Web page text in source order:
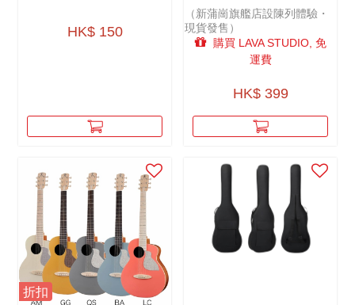
HK$ 150
ADVANCED AMP︱香港國
際版原裝行貨（免運費）
（新蒲崗旗艦店現貨發售）
（新蒲崗旗艦店設陳列體驗・
現貨發售）
購買 LAVA STUDIO, 免
運費
HK$ 399
折扣